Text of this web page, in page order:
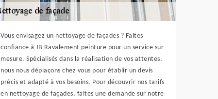
Vous envisagez un nettoyage de façades ? Faites
confiance à JB Ravalement peinture pour un service sur
mesure. Spécialisés dans la réalisation de vos attentes,
nous nous déplaçons chez vous pour établir un devis
précis et adapté à vos besoins. Pour découvrir nos tarifs
en nettoyage de façades, faites une demande sur notre